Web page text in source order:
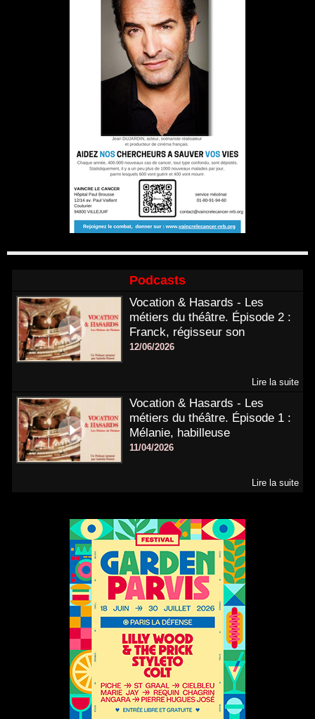
Podcasts
Vocation & Hasards - Les
métiers du théâtre. Épisode 2 :
Franck, régisseur son
12/06/2026
Lire la suite
Vocation & Hasards - Les
métiers du théâtre. Épisode 1 :
Mélanie, habilleuse
11/04/2026
Lire la suite